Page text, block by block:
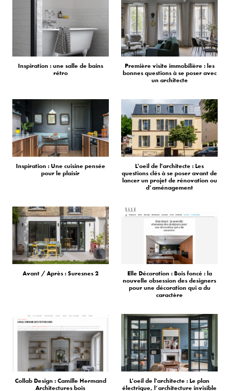
Inspiration : une salle de bains
rétro
Première visite immobilière : les
bonnes questions à se poser avec
un architecte
Inspiration : Une cuisine pensée
pour le plaisir
L'oeil de l'architecte : Les
questions clés à se poser avant de
lancer un projet de rénovation ou
d’aménagement
Avant / Après : Suresnes 2
Elle Décoration : Bois foncé : la
nouvelle obsession des designers
pour une décoration qui a du
caractère
Collab Design : Camille Hermand
Architectures bois
L'oeil de l'architecte : Le plan
électrique, l’architecture invisible